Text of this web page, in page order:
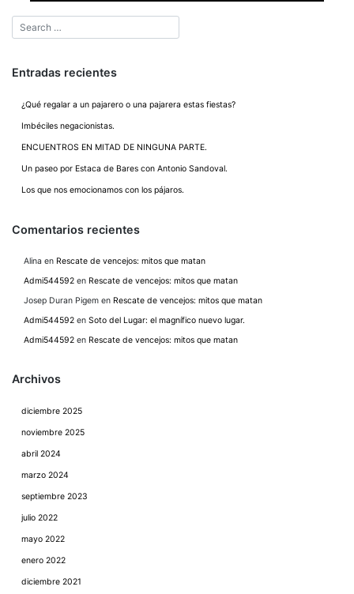
Entradas recientes
¿Qué regalar a un pajarero o una pajarera estas fiestas?
Imbéciles negacionistas.
ENCUENTROS EN MITAD DE NINGUNA PARTE.
Un paseo por Estaca de Bares con Antonio Sandoval.
Los que nos emocionamos con los pájaros.
Comentarios recientes
Alina en Rescate de vencejos: mitos que matan
Admi544592 en Rescate de vencejos: mitos que matan
Josep Duran Pigem en Rescate de vencejos: mitos que matan
Admi544592 en Soto del Lugar: el magnífico nuevo lugar.
Admi544592 en Rescate de vencejos: mitos que matan
Archivos
diciembre 2025
noviembre 2025
abril 2024
marzo 2024
septiembre 2023
julio 2022
mayo 2022
enero 2022
diciembre 2021